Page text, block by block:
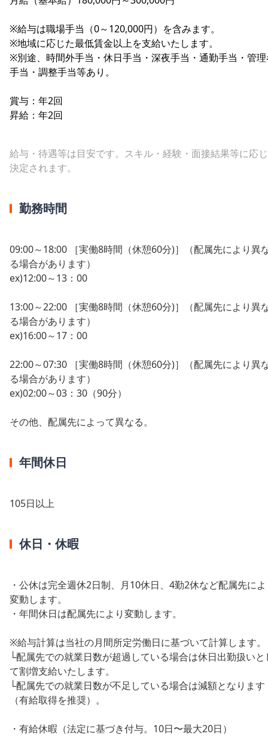
※給与は職場手当（0～120,000円）を含みます。
※地域に応じた最低賃金以上を支給いたします。
※別途、時間外手当・休日手当・深夜手当・通勤手当・管
手当・調整手当等あり。
賞与：年2回
昇給：年2回
給与・待遇等は目安です。スキル・経験・面接結果等に応
決定されます。
勤務時間
09:00～18:00 ［実働8時間（休憩60分)］（配属先により異
る場合があります）
ex)12:00～13：00
13:00～22:00 ［実働8時間（休憩60分)］（配属先により異
る場合があります）
ex)16:00～17：00
22:00～07:30 ［実働8時間（休憩60分)］（配属先により異
る場合があります）
ex)02:00～03：30（90分）
その他、配属先によって異なる。
年間休日
105日以上
休日・休暇
・公休は完全週休2日制、月10休日、4勤2休など配属先に
変動します。
・年間休日は配属先により変動します。
※給与計算は当社の月間所定労働日に基づいて計算します。
└配属先での就業日数が超過している場合は休日出勤扱いと
て割増支給いたします。
└配属先での就業日数が不足している場合は減額となります
（有給取得を推奨）。
・有給休暇（法定に基づき付与。10日〜最大20日）